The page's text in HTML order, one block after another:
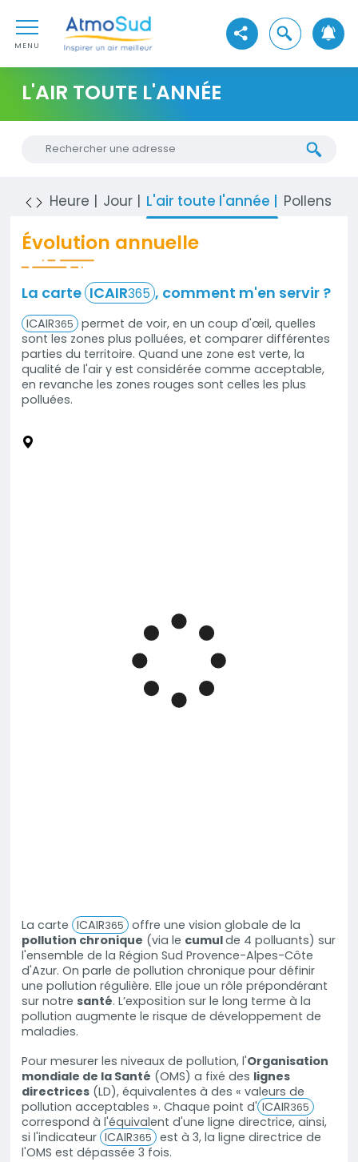
Aller au premier menu de navigation
Aller à la recherche
MENU
AtmoSud
Voir les réseaux sociaux
Ouvrir la
L'AIR TOUTE L'ANNÉE
Chercher une nouvelle adresse
Heure Jour L'air toute l'année Pollens
Évolution annuelle
Contenu
La carte ICAIR365 , comment m'en servir ?
ICAIR365 permet de voir, en un coup d'œil, quelles
sont les zones plus polluées, et comparer différentes
parties du territoire. Quand une zone est verte, la
qualité de l'air y est considérée comme acceptable,
en revanche les zones rouges sont celles les plus
polluées.
La carte ICAIR365 offre une vision globale de la
pollution chronique (via le cumulde 4 polluants) sur
l'ensemble de la Région Sud Provence-Alpes-Côte
d'Azur. On parle de pollution chronique pour définir
une pollution régulière. Elle joue un rôle prépondérant
sur notre santé. L’exposition sur le long terme à la
pollution augmente le risque de développement de
maladies.
Pour mesurer les niveaux de pollution, l'Organisation
mondiale de la Santé (OMS) a fixé des lignes
directrices(LD), équivalentes à des « valeurs de
pollution acceptables ». Chaque point d' ICAIR365
correspond à l'équivalent d'une ligne directrice, ainsi,
si l'indicateur ICAIR365 est à 3, la ligne directrice de
l'OMS est dépassée 3 fois.